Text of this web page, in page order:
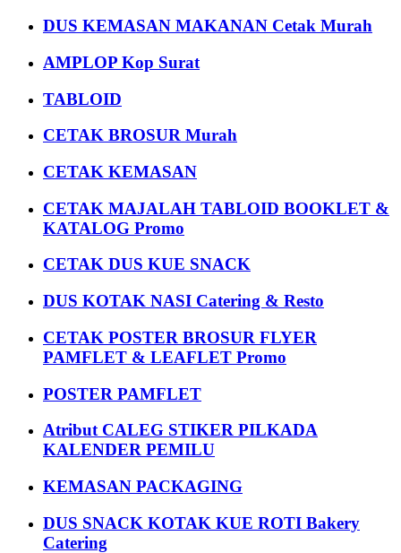
DUS KEMASAN MAKANAN Cetak Murah
AMPLOP Kop Surat
TABLOID
CETAK BROSUR Murah
CETAK KEMASAN
CETAK MAJALAH TABLOID BOOKLET &
KATALOG Promo
CETAK DUS KUE SNACK
DUS KOTAK NASI Catering & Resto
CETAK POSTER BROSUR FLYER
PAMFLET & LEAFLET Promo
POSTER PAMFLET
Atribut CALEG STIKER PILKADA
KALENDER PEMILU
KEMASAN PACKAGING
DUS SNACK KOTAK KUE ROTI Bakery
Catering